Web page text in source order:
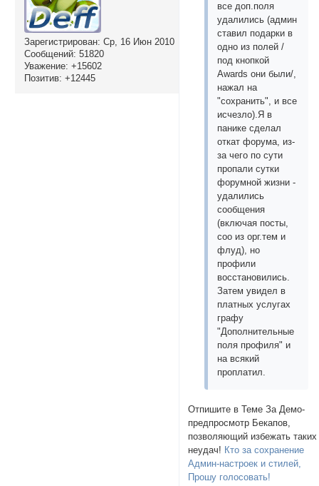
Зарегистрирован: Ср, 16 Июн 2010
Сообщений: 51820
Уважение: +15602
Позитив: +12445
все доп.поля
удалились (админ
ставил подарки в
одно из полей /
под кнопкой
Awards они были/,
нажал на
"сохранить", и все
исчезло).Я в
панике сделал
откат форума, из-
за чего по сути
пропали сутки
форумной жизни -
удалились
сообщения
(включая посты,
соо из орг.тем и
флуд), но
профили
восстановились.
Затем увидел в
платных услугах
графу
"Дополнительные
поля профиля" и
на всякий
проплатил.
Отпишите в Теме За Демо-
предпросмотр Бекапов,
позволяющий избежать таких
неудач! Кто за сохранение
Админ-настроек и стилей,
Прошу голосовать!